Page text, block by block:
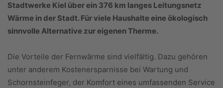
Stadtwerke Kiel über ein 376 km langes Leitungsnetz
Wärme in der Stadt. Für viele Haushalte eine ökologisch
sinnvolle Alternative zur eigenen Therme.
Die Vorteile der Fernwärme sind vielfältig. Dazu gehören
unter anderem Kostenersparnisse bei Wartung und
Schornsteinfeger, der Komfort eines umfassenden Service